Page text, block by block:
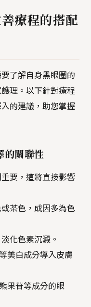
療程的搭配
了解自身黑眼圈的
理。以下針對療程
的建議，助您掌握
的關聯性
要，這將直接影響
茶色，成因多為色
化色素沉澱。
美白成分導入皮膚
果苷等成分的眼